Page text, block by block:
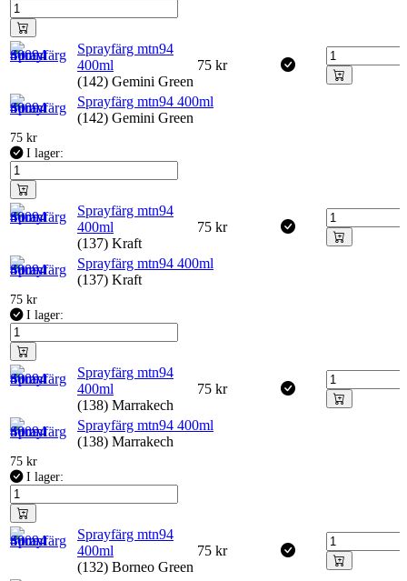
Sprayfärg mtn94
400ml
(142) Gemini Green
75 kr
Sprayfärg mtn94 400ml
(142) Gemini Green
75 kr
I lager:
Sprayfärg mtn94
400ml
(137) Kraft
75 kr
Sprayfärg mtn94 400ml
(137) Kraft
75 kr
I lager:
Sprayfärg mtn94
400ml
(138) Marrakech
75 kr
Sprayfärg mtn94 400ml
(138) Marrakech
75 kr
I lager:
Sprayfärg mtn94
400ml
(132) Borneo Green
75 kr